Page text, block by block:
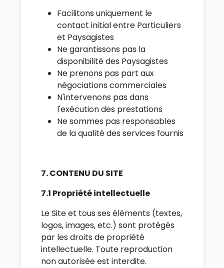
Facilitons uniquement le
contact initial entre Particuliers
et Paysagistes
Ne garantissons pas la
disponibilité des Paysagistes
Ne prenons pas part aux
négociations commerciales
N'intervenons pas dans
l'exécution des prestations
Ne sommes pas responsables
de la qualité des services fournis
7. CONTENU DU SITE
7.1 Propriété intellectuelle
Le Site et tous ses éléments (textes,
logos, images, etc.) sont protégés
par les droits de propriété
intellectuelle. Toute reproduction
non autorisée est interdite.